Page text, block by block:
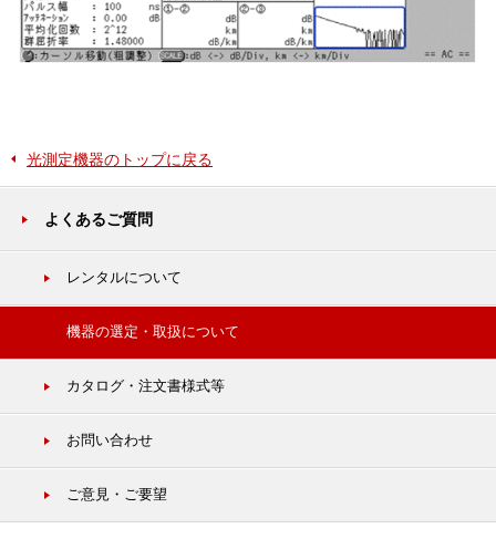
光測定機器のトップに戻る
よくあるご質問
レンタルについて
機器の選定・取扱について
カタログ・注文書様式等
お問い合わせ
ご意見・ご要望